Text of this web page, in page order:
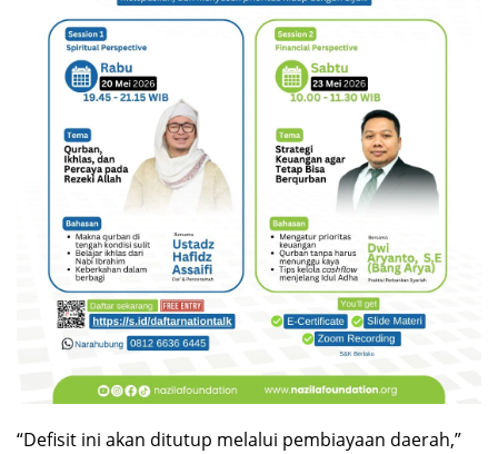
“Defisit ini akan ditutup melalui pembiayaan daerah,”